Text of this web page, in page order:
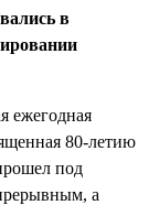
в
ежегодная
80-летию
под
а